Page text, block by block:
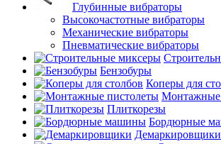
Глубинные вибраторы
Высокочастотные вибраторы
Механические вибраторы
Пневматические вибраторы
Бензобуры
Коперы для
Монтажные
Плиткорезы
Бордюрные
Демаркировщики